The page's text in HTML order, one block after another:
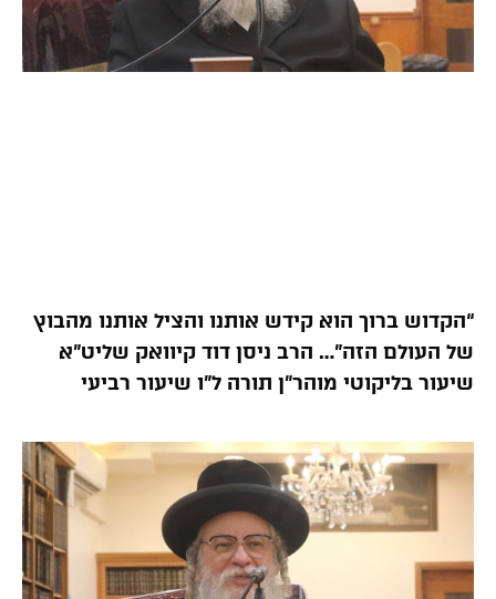
“הקדוש ברוך הוא קידש אותנו והציל אותנו מהבוץ
של העולם הזה”… הרב ניסן דוד קיוואק שליט”א
שיעור בליקוטי מוהר”ן תורה ל”ו שיעור רביעי